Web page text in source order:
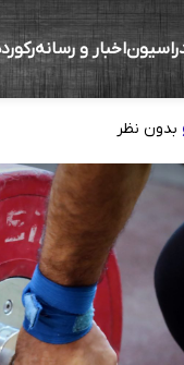
اخبار و رسانه
در
بدون نظر